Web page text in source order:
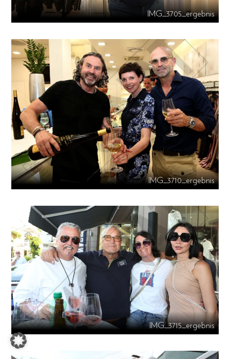
IMG_3705_ergebnis
IMG_3710_ergebnis
IMG_3715_ergebnis